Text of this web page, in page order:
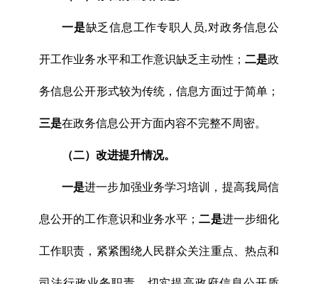
一是缺乏信息工作专职人员,对政务信息公
开工作业务水平和工作意识缺乏主动性； 二是政
务信息公开形式较为传统，信息方面过于简单；
三是在政务信息公开方面内容不完整不周密。
（二）改进提升情况。
一是进一步加强业务学习培训，提高我局信
息公开的工作意识和业务水平；二是进一步细化
工作职责，紧紧围绕人民群众关注重点、热点和